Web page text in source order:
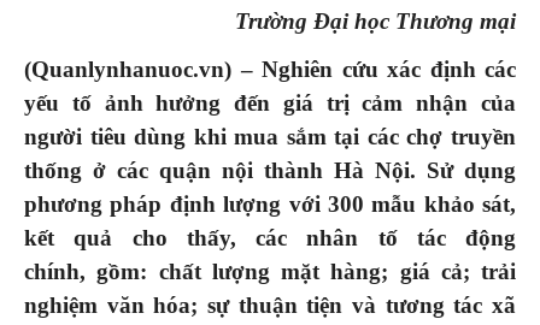
Trường Đại học Thương mại
(Quanlynhanuoc.vn) – Nghiên cứu xác định các
yếu tố ảnh hưởng đến giá trị cảm nhận của
người tiêu dùng khi mua sắm tại các chợ truyền
thống ở các quận nội thành Hà Nội. Sử dụng
phương pháp định lượng với 300 mẫu khảo sát,
kết quả cho thấy, các nhân tố tác động
chính, gồm: chất lượng mặt hàng; giá cả; trải
nghiệm văn hóa; sự thuận tiện và tương tác xã